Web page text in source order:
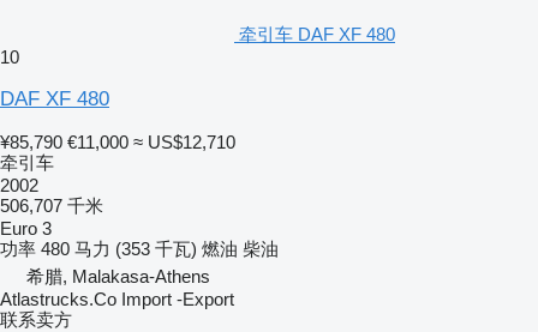
牵引车 DAF XF 480
10
DAF XF 480
¥85,790 €11,000 ≈ US$12,710
牵引车
2002
506,707 千米
Euro 3
功率 480 马力 (353 千瓦) 燃油 柴油
希腊, Malakasa-Athens
Atlastrucks.Co Import -Export
联系卖方